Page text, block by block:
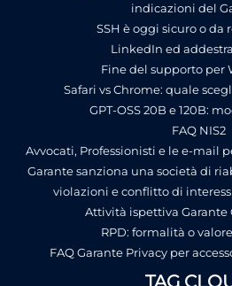
indicazioni del
SSH è oggi sicuro o da
LinkedIn ed
Fine del supporto per
Safari vs Chrome: quale
GPT-OSS 20B e 120B:
FAQ NIS2
Avvocati, Professionisti e le e-mail
Garante sanziona una società di
violazioni e conflitto di
Attività ispettiva Garante
RPD: formalità o
FAQ Garante Privacy per